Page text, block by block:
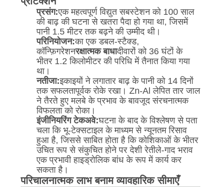
प्रसंग:एक महत्वपूर्ण विद्युत सबस्टेशन को 100 साल
की बाढ़ की घटना से खतरा पैदा हो गया था, जिसमें
पानी 1.5 मीटर तक बढ़ने की उम्मीद थी।
परिनियोजन:का एक डबल-स्टैक्ड,
कॉन्फ़िगरेशनरक्षात्मक बाधादीवारों को 36 घंटों के
भीतर 1.2 किलोमीटर की परिधि में तैनात किया गया
था।
नतीजा:इकाइयों ने लगातार बाढ़ के पानी को 14 दिनों
तक सफलतापूर्वक रोके रखा। Zn-Al लेपित तार जाल
ने तैरते हुए मलबे के प्रभाव के बावजूद संरचनात्मक
विफलता को रोका।
इंजीनियरिंग टेकअवे:घटना के बाद के विश्लेषण से पता
चला कि भू-टेक्सटाइल के माध्यम से न्यूनतम रिसाव
हुआ है, जिससे साबित होता है कि कोशिकाओं के भीतर
उचित रूप से संकुचित होने पर देशी रेतीले-गाद भराव
एक प्रभावी हाइड्रोलिक बांध के रूप में कार्य कर
सकता है।
परिचालनात्मक लाभ बनाम व्यावहारिक सीमाएँ